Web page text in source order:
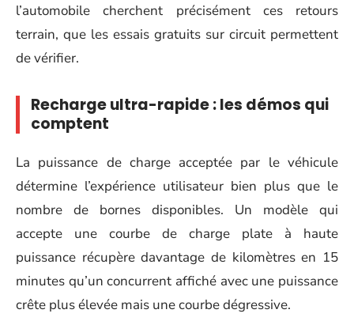
l’automobile cherchent précisément ces retours
terrain, que les essais gratuits sur circuit permettent
de vérifier.
Recharge ultra-rapide : les démos qui
comptent
La puissance de charge acceptée par le véhicule
détermine l’expérience utilisateur bien plus que le
nombre de bornes disponibles. Un modèle qui
accepte une courbe de charge plate à haute
puissance récupère davantage de kilomètres en 15
minutes qu’un concurrent affiché avec une puissance
crête plus élevée mais une courbe dégressive.